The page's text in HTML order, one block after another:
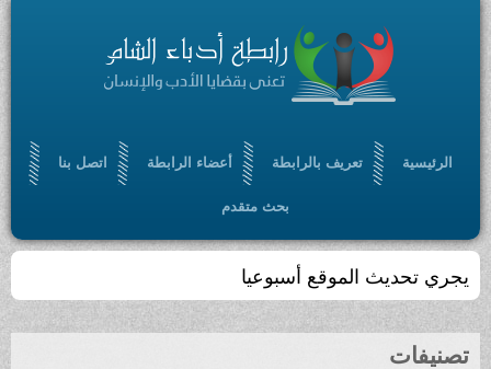
الرئيسية تعريف بالرابطة أعضاء الرابطة اتصل بنا
بحث متقدم
يجري تحديث الموقع أسبوعيا
تصنيفات